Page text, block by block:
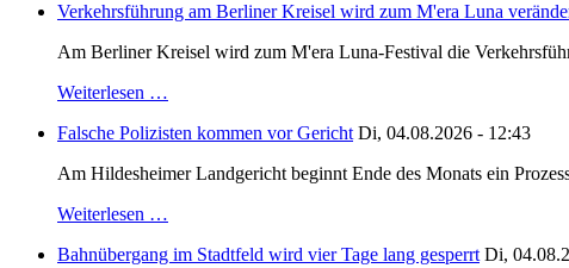
Verkehrsführung am Berliner Kreisel wird zum M'era Luna
Am Berliner Kreisel wird zum M'era Luna-Festival die
Weiterlesen …
Falsche Polizisten kommen vor Gericht Di, 04.08.2026 - 12:43
Am Hildesheimer Landgericht beginnt Ende des Monats ein
Weiterlesen …
Bahnübergang im Stadtfeld wird vier Tage lang gesperrt Di,